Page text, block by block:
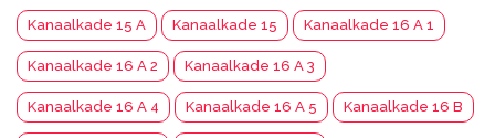
Kanaalkade 15 A Kanaalkade 15 Kanaalkade 16 A 1
Kanaalkade 16 A 2 Kanaalkade 16 A 3
Kanaalkade 16 A 4 Kanaalkade 16 A 5 Kanaalkade 16 B